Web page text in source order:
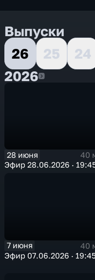
Выпуски
26
25 24
20262026
28 июня
40
Эфир 28.06.2026 ·
7 июня
40
Эфир 07.06.2026 ·